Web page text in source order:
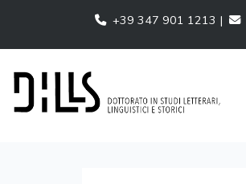
+39 347 901 1213 |